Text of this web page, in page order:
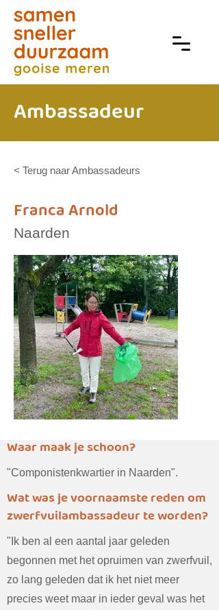
Ambassadeur
< Terug naar Ambassadeurs
Franca Arnold
Naarden
Waar maak je schoon?
"Componistenkwartier in Naarden".
Wat was je voornaamste reden om
zwerfvuilambassadeur te worden?
"Ik ben al een aantal jaar geleden
begonnen met het opruimen van zwerfvuil,
zo lang geleden dat ik het niet meer
precies weet maar in ieder geval was het